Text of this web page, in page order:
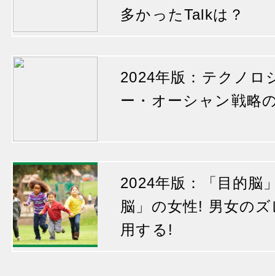
多かったTalkは？
2024年版：テクノロ
ー・オーシャン戦略
2024年版：「目的脳
脳」の女性! 男女の
用する!